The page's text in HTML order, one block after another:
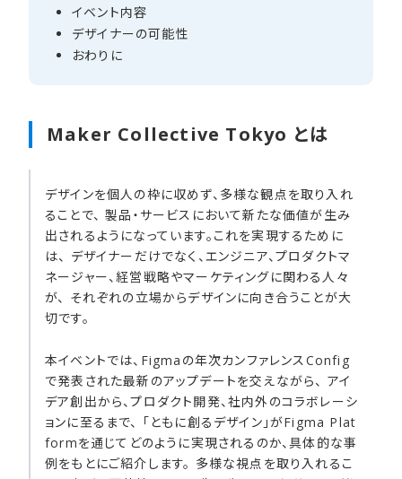
イベント内容
デザイナーの​可能性
おわりに
Maker Collective Tokyo とは
デザインを個人の枠に収めず、多様な観点を取り入れ
ることで、 製品・サービスにおいて新たな価値が生み
出されるようになっています。これを実現するために
は、 デザイナーだけでなく、エンジニア、プロダクトマ
ネージャー、経営戦略やマーケティングに関わる人々
が、 それぞれの立場からデザインに向き合うことが大
切です。
本イベントでは、Figmaの年次カンファレンスConfig
で発表された最新のアップデートを交えながら、 アイ
デア創出から、プロダクト開発、社内外のコラボレーシ
ョンに至るまで、 「ともに創るデザイン」がFigma Plat
formを通じてどのように実現されるのか、具体的な事
例をもとにご紹介します。 多様な視点を取り入れるこ